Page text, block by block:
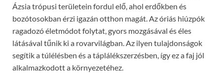
Ázsia trópusi területein fordul elő, ahol erdőkben és
bozótosokban érzi igazán otthon magát. Az óriás hiúzpók
ragadozó életmódot folytat, gyors mozgásával és éles
látásával tűnik ki a rovarvilágban. Az ilyen tulajdonságok
segítik a túlélésben és a táplálékszerzésben, így ez a faj jól
alkalmazkodott a környezetéhez.